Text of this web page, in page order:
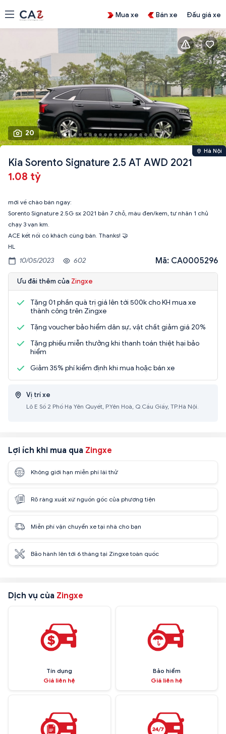
Mua xe Bán xe Đấu giá xe
20
Hà Nội
Kia Sorento Signature 2.5 AT AWD 2021
1.08 tỷ
mới về chào bán ngay:
Sorento Signature 2.5G sx 2021 bản 7 chỗ, màu đen/kem, tư nhân 1 chủ
chạy 3 vạn km.
ACE kết nối có khách cùng bán. Thanks! 🤝
HL
10/05/2023 602 Mã: CA0005296
Ưu đãi thêm của Zingxe
Tặng 01 phần quà trị giá lên tới 500k cho KH mua xe
thành công trên Zingxe
Tặng voucher bảo hiểm dân sự, vật chất giảm giá 20%
Tặng phiếu miễn thưởng khi thanh toán thiệt hại bảo
hiểm
Giảm 35% phí kiểm định khi mua hoặc bán xe
Vị trí xe
Lô E Số 2 Phố Hạ Yên Quyết, P.Yên Hoà, Q.Cầu Giấy, TP.Hà Nội.
Lợi ích khi mua qua Zingxe
Không giới hạn miễn phí lái thử
Rõ ràng xuất xứ nguồn gốc của phương tiện
Miễn phí vận chuyển xe tại nhà cho bạn
Bảo hành lên tới 6 tháng tại Zingxe toàn quốc
Dịch vụ của Zingxe
Tín dụng
Giá liên hệ
Bảo hiểm
Giá liên hệ